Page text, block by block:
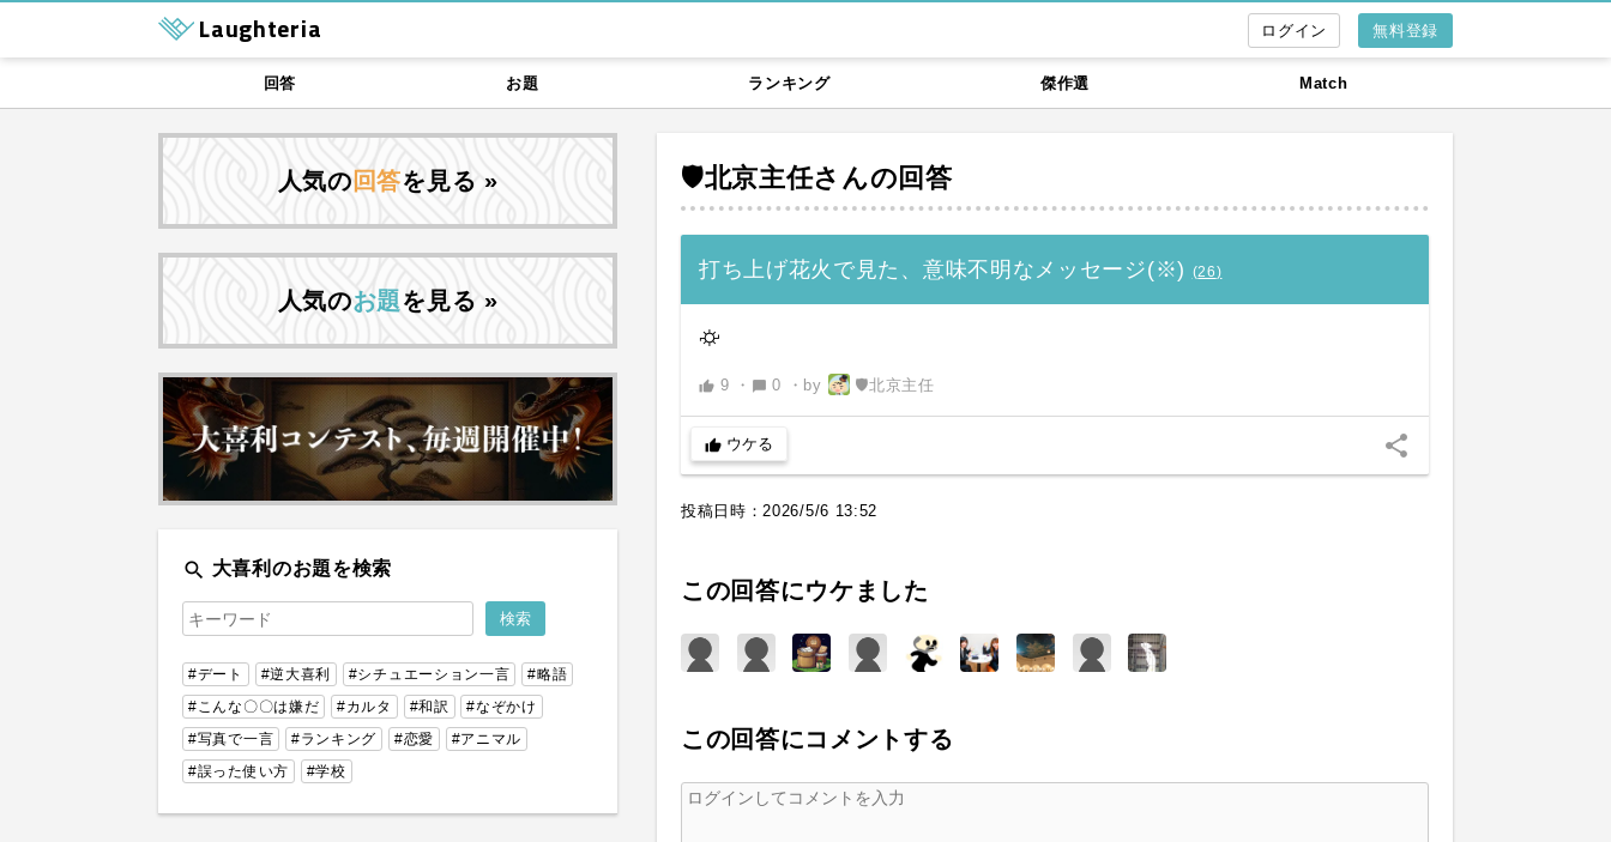
Laughteria 無料登録
回答 お題 ランキング 傑作選 Match
🛡北京主任さんの回答
打ち上げ花火で見た、意味不明なメッセージ(※) (26)
⛮
thumb_up 9 ・ chat_bubble 0 ・ by 🛡北京主任
thumb_up ウケる share
投稿日時：2026/5/6 13:52
この回答にウケました
この回答にコメントする
人気の 回答を見る »
人気のお題を見る »
search 大喜利のお題を検索
#デート #逆大喜利 #シチュエーション一言
#略語
#こんな〇〇は嫌だ
#カルタ #和訳
#なぞかけ
#写真で一言
#ランキング #恋愛
#アニマル
#誤った使い方
#学校